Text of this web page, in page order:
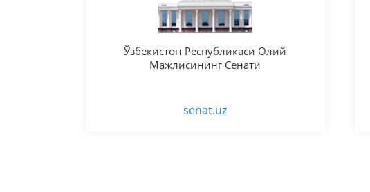
Ўзбекистон Республикаси Олий
Мажлисининг Сенати
senat.uz